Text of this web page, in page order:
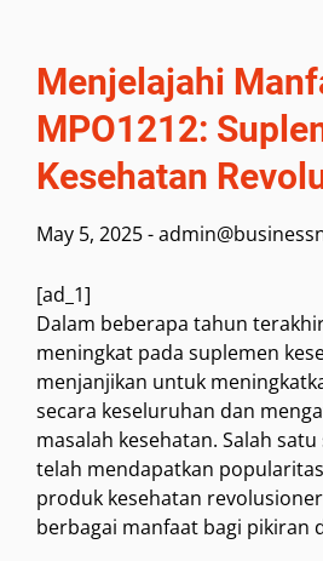
Menjelajahi
MPO1212:
Kesehatan
May 5, 2025-
[ad_1]
Dalam beberapa tahun
meningkat pada suplemen
menjanjikan untuk
secara keseluruhan dan
masalah kesehatan. Salah
telah mendapatkan
produk kesehatan
berbagai manfaat bagi pikiran